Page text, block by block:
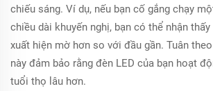
chiếu sáng. Ví dụ, nếu bạn cố gắng chạy
chiều dài khuyến nghị, bạn có thể nhận
xuất hiện mờ hơn so với đầu gần. Tuân
này đảm bảo rằng đèn LED của bạn hoạt
tuổi thọ lâu hơn.